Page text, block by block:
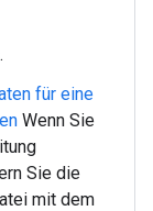
für eine
Wenn Sie
Sie die
mit dem